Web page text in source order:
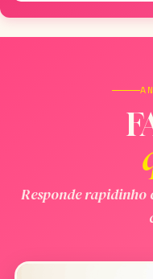
Responde rapidinho